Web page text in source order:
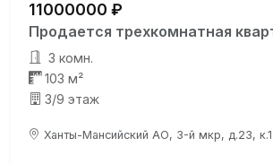
11000000 ₽
Продается трехкомнатная
3 комн.
103 м²
3/9 этаж
Ханты-Мансийский АО, 3-й мкр, д.23, к.1